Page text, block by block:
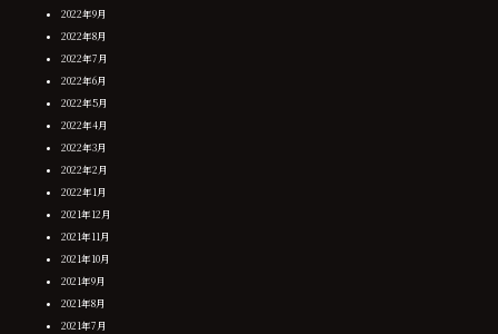
2022年9月
2022年8月
2022年7月
2022年6月
2022年5月
2022年4月
2022年3月
2022年2月
2022年1月
2021年12月
2021年11月
2021年10月
2021年9月
2021年8月
2021年7月